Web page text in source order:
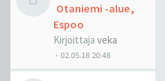
Otaniemi -alue,
Espoo
Kirjoittaja veka
- 02.05.18 20:48